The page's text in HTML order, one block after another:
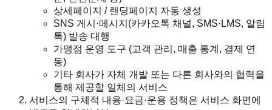
상세페이지 / 랜딩페이지 자동 생성
SNS 게시·메시지(카카오톡 채널, SMS·LMS, 알림
톡) 발송 대행
가맹점 운영 도구 (고객 관리, 매출 통계, 결제 연
동)
기타 회사가 자체 개발 또는 다른 회사와의 협력을
통해 제공할 일체의 서비스
서비스의 구체적 내용·요금·운용 정책은 서비스 화면에